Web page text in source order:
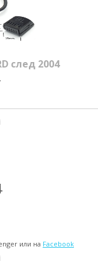
след 2004
или на Facebook